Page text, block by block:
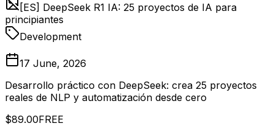
[ES] DeepSeek R1 IA: 25 proyectos de IA para
principiantes
Development
17 June, 2026
Desarrollo práctico con DeepSeek: crea 25 proyectos
reales de NLP y automatización desde cero
$89.00FREE